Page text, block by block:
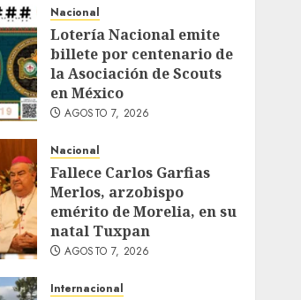
Nacional
Lotería Nacional emite
billete por centenario de
la Asociación de Scouts
en México
AGOSTO 7, 2026
Nacional
Fallece Carlos Garfias
Merlos, arzobispo
emérito de Morelia, en su
natal Tuxpan
AGOSTO 7, 2026
Internacional